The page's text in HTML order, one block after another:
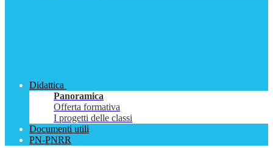
Didattica
Panoramica
Offerta formativa
I progetti delle classi
Documenti utili
PN-PNRR